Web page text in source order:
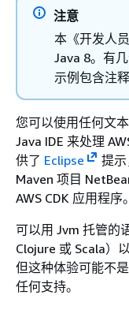
注意
本《开发人
Java 8。有
示例包含注
您可以使用任何文
Java IDE 来处理
供了 Eclipse
提
Maven 项目
AWS CDK 应用程序。
可以用 Jvm 托管的
Clojure 或 Scala）
但这种体验可能不
任何支持。